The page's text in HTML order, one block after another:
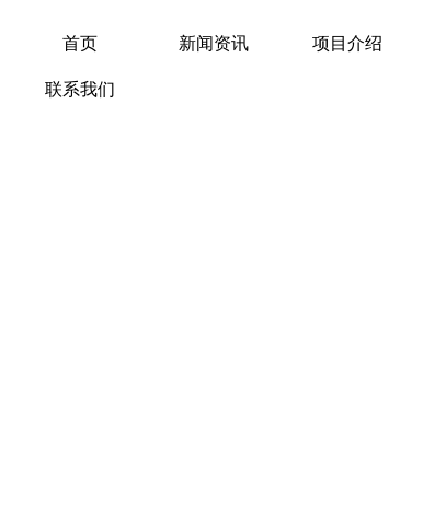
首页 新闻资讯 项目介绍
联系我们